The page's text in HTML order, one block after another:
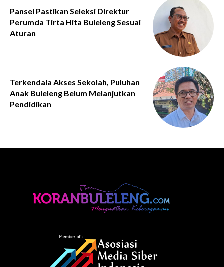
Pansel Pastikan Seleksi Direktur
Perumda Tirta Hita Buleleng Sesuai
Aturan
Terkendala Akses Sekolah, Puluhan
Anak Buleleng Belum Melanjutkan
Pendidikan